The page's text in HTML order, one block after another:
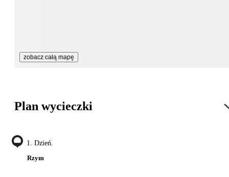
zobacz całą mapę
Plan wycieczki
1. Dzień.
Rzym